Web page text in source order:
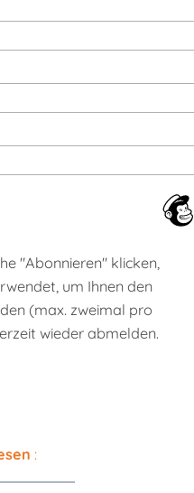
"Abonnieren" klicken,
um Ihnen den
(max. zweimal pro
wieder abmelden.
: